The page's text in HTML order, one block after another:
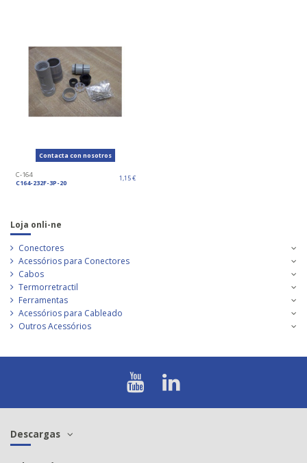
Contacta con nosotros
C-164
C164-232F-3P-20
1,15 €
Loja onli-ne
Conectores
Acessórios para Conectores
Cabos
Termorretractil
Ferramentas
Acessórios para Cableado
Outros Acessórios
Descargas